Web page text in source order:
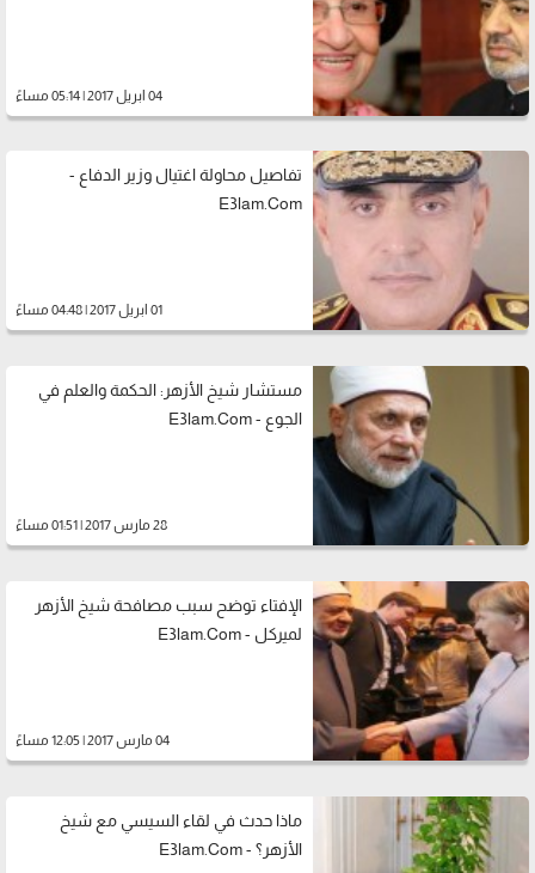
04 ابريل 2017 | 05:14 مساءً
تفاصيل محاولة اغتيال وزير الدفاع -
E3lam.Com
01 ابريل 2017 | 04:48 مساءً
مستشار شيخ الأزهر: الحكمة والعلم في
الجوع - E3lam.Com
28 مارس 2017 | 01:51 مساءً
الإفتاء توضح سبب مصافحة شيخ الأزهر
لميركل - E3lam.Com
04 مارس 2017 | 12:05 مساءً
ماذا حدث في لقاء السيسي مع شيخ
الأزهر؟ - E3lam.Com